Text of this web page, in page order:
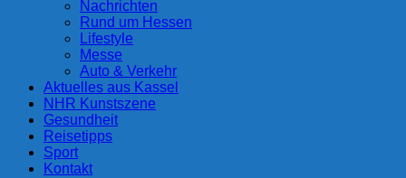
Nachrichten
Rund um Hessen
Lifestyle
Messe
Auto & Verkehr
Aktuelles aus Kassel
NHR Kunstszene
Gesundheit
Reisetipps
Sport
Kontakt